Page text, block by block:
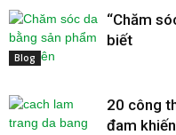
Blog
“Chăm
biết
20 công
đam